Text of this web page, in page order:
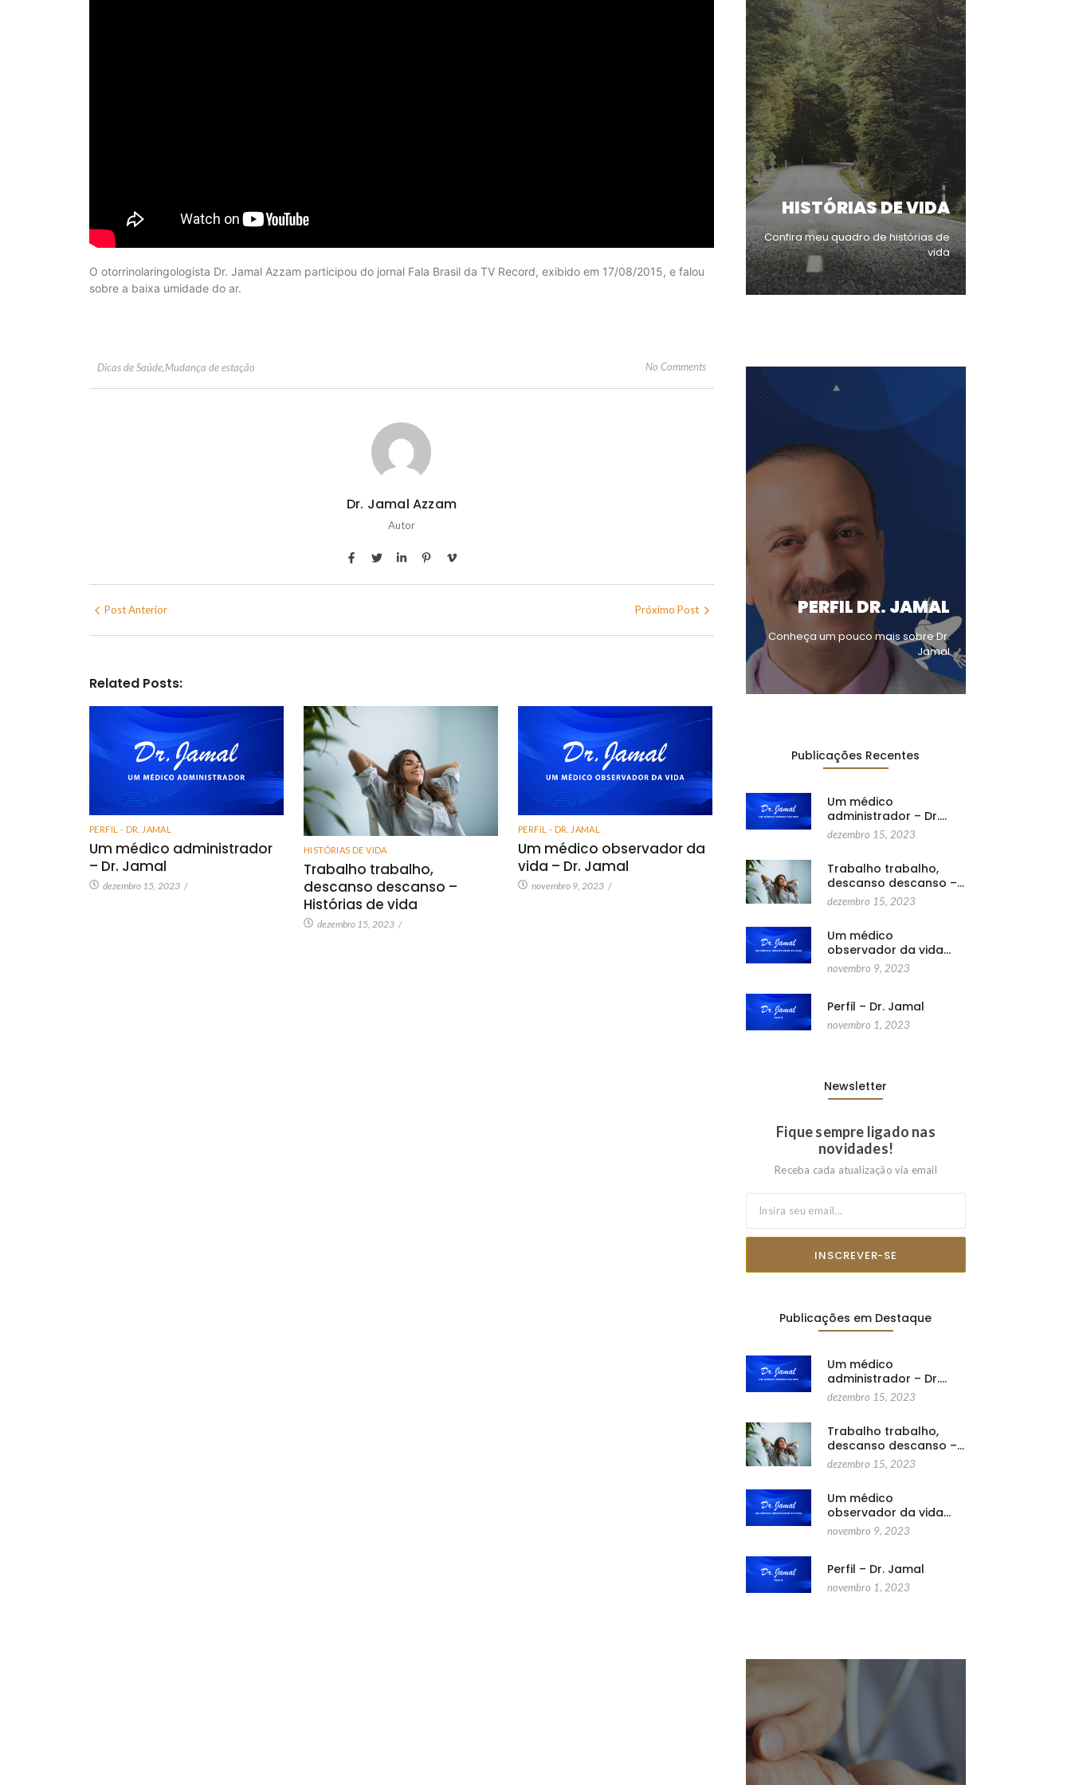
O otorrinolaringologista Dr. Jamal Azzam participou do jornal Fala Brasil da TV Record, exibido em 17/08/2015, e falou
sobre a baixa umidade do ar.
Dicas de Saúde,Mudança de estação No Comments
Dr. Jamal Azzam
Autor
Post Anterior Próximo Post
Related Posts:
PERFIL - DR. JAMAL
Um médico administrador
– Dr. Jamal
dezembro 15, 2023 /
HISTÓRIAS DE VIDA
Trabalho trabalho,
descanso descanso –
Histórias de vida
dezembro 15, 2023 /
PERFIL - DR. JAMAL
Um médico observador da
vida – Dr. Jamal
novembro 9, 2023 /
HISTÓRIAS DE VIDA
Confira meu quadro de histórias de
vida
PERFIL DR. JAMAL
Conheça um pouco mais sobre Dr.
Jamal
Publicações Recentes
Um médico
administrador – Dr.…
dezembro 15, 2023
Trabalho trabalho,
descanso descanso –…
dezembro 15, 2023
Um médico
observador da vida…
novembro 9, 2023
Perfil – Dr. Jamal
novembro 1, 2023
Newsletter
Fique sempre ligado nas
novidades!
Receba cada atualização via email
INSCREVER-SE
Publicações em Destaque
Um médico
administrador – Dr.…
dezembro 15, 2023
Trabalho trabalho,
descanso descanso –…
dezembro 15, 2023
Um médico
observador da vida…
novembro 9, 2023
Perfil – Dr. Jamal
novembro 1, 2023